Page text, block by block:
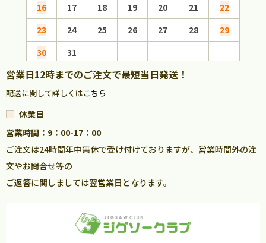
16
17 18 19 20 21
22
23
24 25 26 27 28
29
30
31
営業日12時までのご注文で最短当日発送！
配送に関して詳しくはこちら
休業日
営業時間：9：00-17：00
ご注文は24時間年中無休で受け付けておりますが、営業時間外の注
文やお問合せ等の
ご返答に関しましては翌営業日となります。